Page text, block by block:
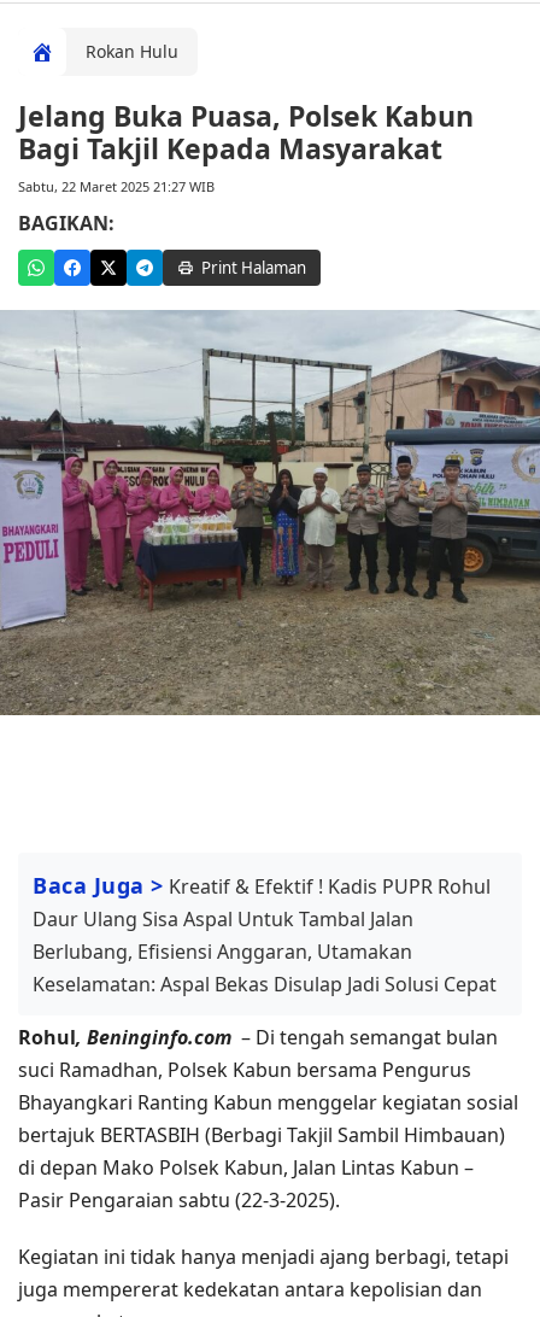
Rokan Hulu
Jelang Buka Puasa, Polsek Kabun
Bagi Takjil Kepada Masyarakat
Sabtu, 22 Maret 2025 21:27 WIB
BAGIKAN:
Print Halaman
Baca Juga > Kreatif & Efektif ! Kadis PUPR Rohul
Daur Ulang Sisa Aspal Untuk Tambal Jalan
Berlubang, Efisiensi Anggaran, Utamakan
Keselamatan: Aspal Bekas Disulap Jadi Solusi Cepat
Rohul, Beninginfo.com – Di tengah semangat bulan
suci Ramadhan, Polsek Kabun bersama Pengurus
Bhayangkari Ranting Kabun menggelar kegiatan sosial
bertajuk BERTASBIH (Berbagi Takjil Sambil Himbauan)
di depan Mako Polsek Kabun, Jalan Lintas Kabun –
Pasir Pengaraian sabtu (22-3-2025).
Kegiatan ini tidak hanya menjadi ajang berbagi, tetapi
juga mempererat kedekatan antara kepolisian dan